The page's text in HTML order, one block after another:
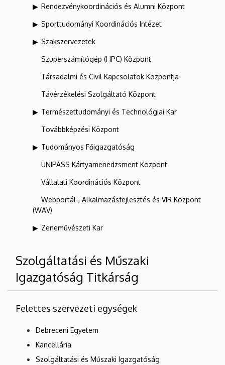
Rendezvénykoordinációs és Alumni Központ
Sporttudományi Koordinációs Intézet
Szakszervezetek
Szuperszámítógép (HPC) Központ
Társadalmi és Civil Kapcsolatok Központja
Távérzékelési Szolgáltató Központ
Természettudományi és Technológiai Kar
Továbbképzési Központ
Tudományos Főigazgatóság
UNIPASS Kártyamenedzsment Központ
Vállalati Koordinációs Központ
Webportál-, Alkalmazásfejlesztés és VIR Központ
(WAV)
Zeneművészeti Kar
Szolgáltatási és Műszaki
Igazgatóság Titkárság
Felettes szervezeti egységek
Debreceni Egyetem
Kancellária
Szolgáltatási és Műszaki Igazgatóság